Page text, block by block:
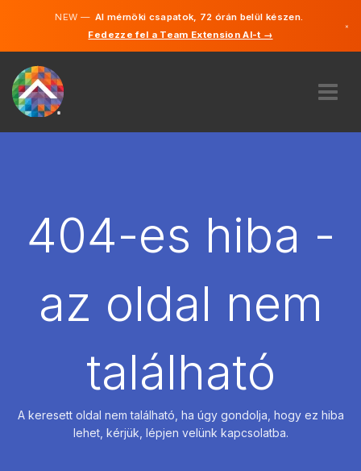
NEW —AI mérnöki csapatok, 72 órán belül készen.
Fedezze fel a Team Extension AI-t →
×
BÉREL
404-es hiba -
az oldal nem
található
A keresett oldal nem található, ha úgy gondolja, hogy ez hiba
lehet, kérjük, lépjen velünk kapcsolatba.